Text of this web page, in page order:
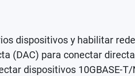
dispositivos y habilitar
(DAC) para conectar
dispositivos 10GBASE-T/